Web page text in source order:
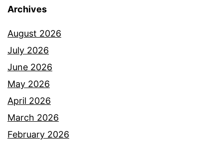
Archives
August 2026
July 2026
June 2026
May 2026
April 2026
March 2026
February 2026